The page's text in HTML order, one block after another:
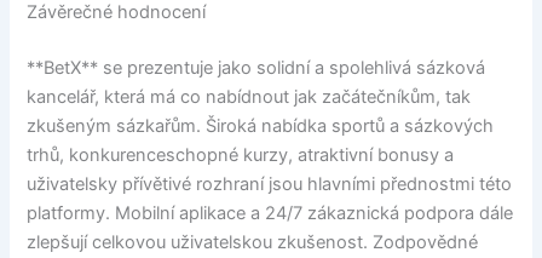
Závěrečné hodnocení
**BetX** se prezentuje jako solidní a spolehlivá sázková
kancelář, která má co nabídnout jak začátečníkům, tak
zkušeným sázkařům. Široká nabídka sportů a sázkových
trhů, konkurenceschopné kurzy, atraktivní bonusy a
uživatelsky přívětivé rozhraní jsou hlavními přednostmi této
platformy. Mobilní aplikace a 24/7 zákaznická podpora dále
zlepšují celkovou uživatelskou zkušenost. Zodpovědné